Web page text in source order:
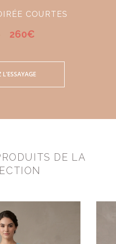
COURTES
260€
L'ESSAYAGE
DE LA